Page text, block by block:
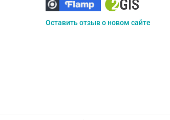
Оставить отзыв о новом сайте